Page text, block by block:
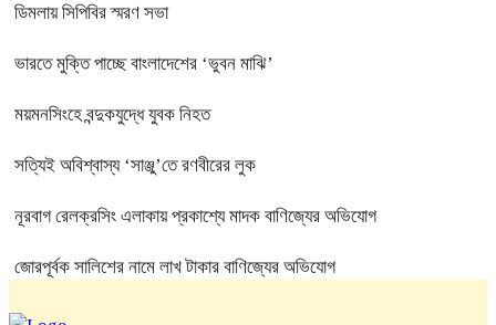
ডিমলায় সিপিবির স্মরণ সভা
ভারতে মুক্তি পাচ্ছে বাংলাদেশের ‘ভুবন মাঝি’
ময়মনসিংহে বন্দুকযুদ্ধে যুবক নিহত
সত্যিই অবিশ্বাস্য ‘সাঞ্জু’তে রণবীরের লুক
নূরবাগ রেলক্রসিং এলাকায় প্রকাশ্যে মাদক বাণিজ্যের অভিযোগ
জোরপূর্বক সালিশের নামে লাখ টাকার বাণিজ্যের অভিযোগ